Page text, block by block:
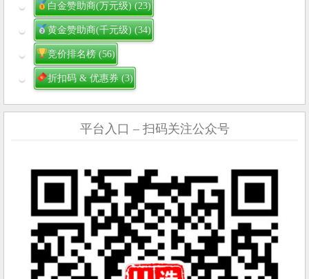
白金赞助商(万元级)(23)
黄金赞助商(千元级)(34)
竞价排名榜(56)
折扣码 & 优惠券(3)
平台入口 – 扫码关注公众号